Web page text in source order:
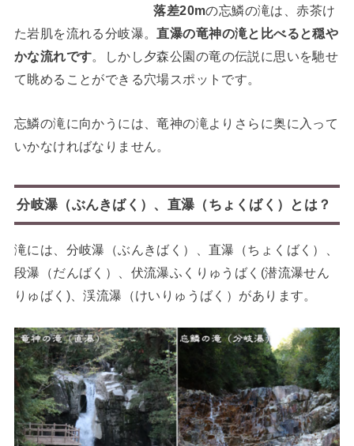
落差20mの忘鱗の滝は、赤茶け
た岩肌を流れる分岐瀑。直瀑の竜神の滝と比べると穏や
かな流れです。しかし夕森公園の竜の伝説に思いを馳せ
て眺めることができる穴場スポットです。
忘鱗の滝に向かうには、竜神の滝よりさらに奥に入って
いかなければなりません。
分岐瀑（ぶんきばく）、直瀑（ちょくばく）とは？
滝には、分岐瀑（ぶんきばく）、直瀑（ちょくばく）、
段瀑（だんばく）、伏流瀑ふくりゅうばく(潜流瀑せん
りゅばく)、渓流瀑（けいりゅうばく）があります。